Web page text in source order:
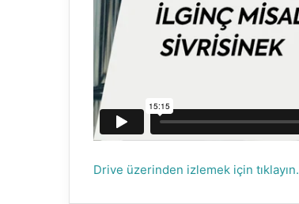
Drive üzerinden izlemek için tıklayın.